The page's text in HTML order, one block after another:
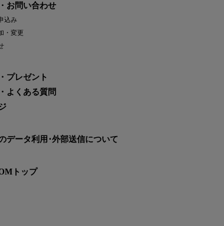
お問い合わせ
込み
・変更
プレゼント
よくある質問
データ利用･外部送信について
トップ